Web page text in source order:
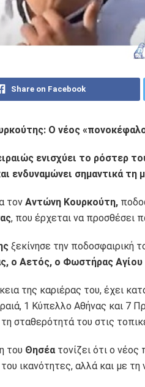
Share on Facebook
Ο νέος
ενισχύει το ρόστερ
ενδυναμώνει σημαντικά τη
τον Αντώνη Κουρκούτη,
, που έρχεται να προσθέσει
ξεκίνησε την ποδοσφαιρική
ο Αετός, ο Φωστήρας Αγίου
της καριέρας του, έχει
1 Κύπελλο Αθήνας και 7
τη σταθερότητά του στις
του Θησέα τονίζει ότι ο νέος
ικανότητες, αλλά και με